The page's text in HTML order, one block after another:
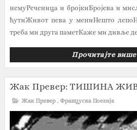
немуРеченица и бројкиБројева и
ћутиЖивот пева у мениНешто
треба ми друга паметКаже ми дивље
Прочитајте више
Жак Превер: ТИШИНА
Жак Превер , Француска Поезија